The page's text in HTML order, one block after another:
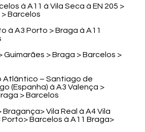
à A11 à Vila Seca à EN 205 >
Barcelos
à A3 Porto > Braga à A11
Guimarães > Braga > Barcelos >
Atlântico – Santiago de
(Espanha) à A3 Valença >
> Barcelos
Bragança> Vila Real à A4 Vila
Porto> Barcelos à A11 Braga>